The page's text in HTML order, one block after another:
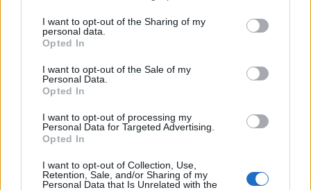
I want to opt-out of the Sharing of my
personal data.
Opted In
I want to opt-out of the Sale of my
Personal Data.
Opted In
I want to opt-out of processing my
Personal Data for Targeted Advertising.
Opted In
I want to opt-out of Collection, Use,
Retention, Sale, and/or Sharing of my
Personal Data that Is Unrelated with the
@musicapuntocom